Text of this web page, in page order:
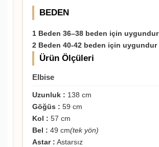
BEDEN
1 Beden 36–38 beden için uygundur
2 Beden 40-42 beden için uygundur
Ürün Ölçüleri
Elbise
Uzunluk : 138 cm
Göğüs : 59 cm
Kol : 57 cm
Bel : 49 cm(tek yön)
Astar : Astarsız